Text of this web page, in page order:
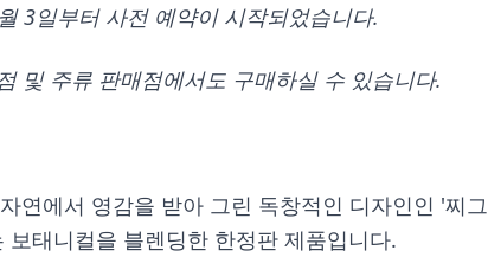
3일부터 사전 예약이 시작되었습니다.
및 주류 판매점에서도 구매하실 수 있습니다.
연에서 영감을 받아 그린 독창적인 디자인인 '찌그
보태니컬을 블렌딩한 한정판 제품입니다.